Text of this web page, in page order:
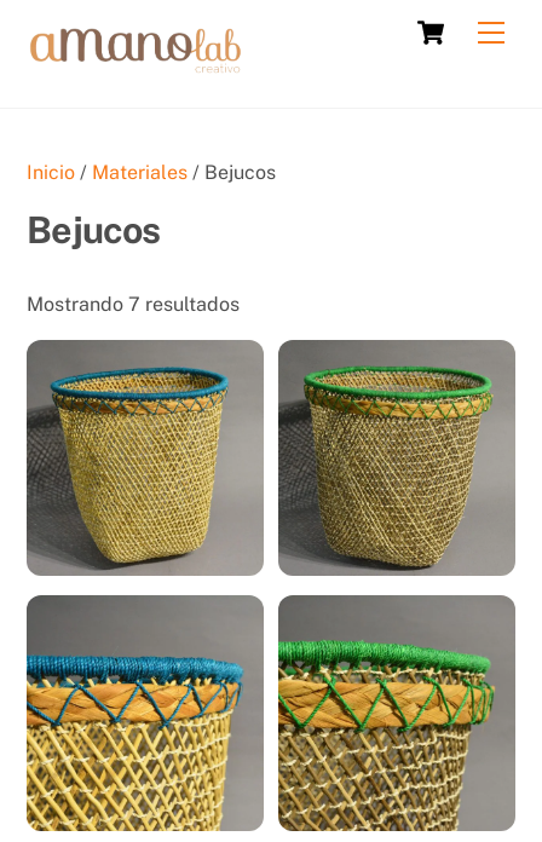
Cart
Inicio / Materiales / Bejucos
Bejucos
Mostrando 7 resultadosSorted